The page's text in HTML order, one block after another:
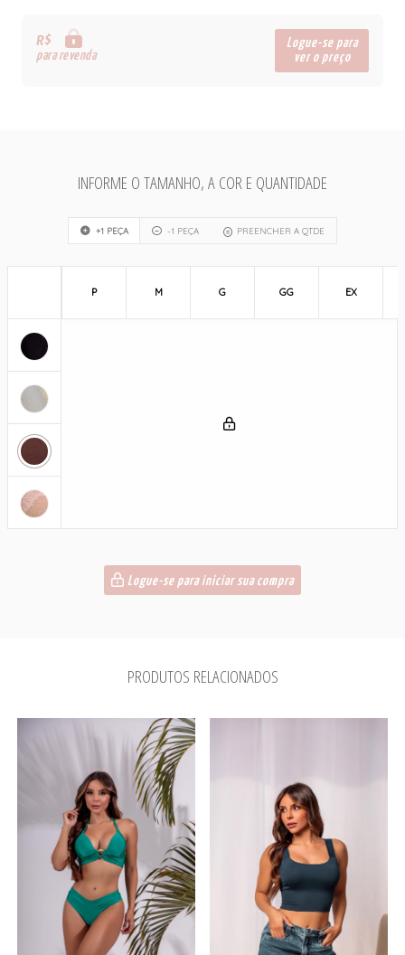
R$
para revenda
Logue-se para
ver o preço
INFORME O TAMANHO, A COR E QUANTIDADE
+1 PEÇA -1 PEÇA PREENCHER A QTDE
P M G GG EX
Logue-se para iniciar sua compra
PRODUTOS RELACIONADOS